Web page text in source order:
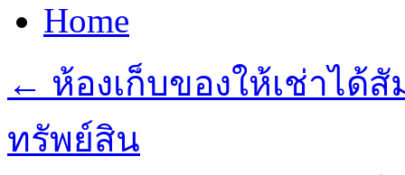
Home
← ห้องเก็บของให้เช่าได้
ทรัพย์สิน